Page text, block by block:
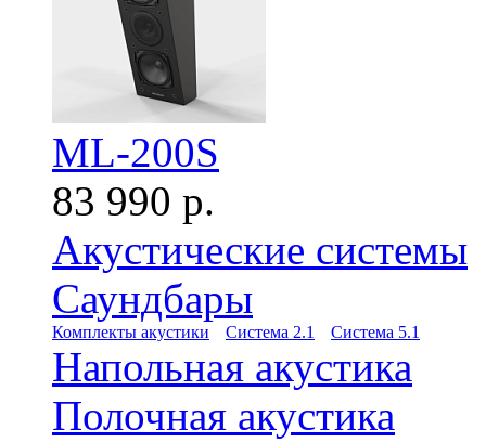
ML-200S
83 990 р.
Акустические системы
Саундбары
Комплекты акустики Система 2.1 Система 5.1
Напольная акустика
Полочная акустика